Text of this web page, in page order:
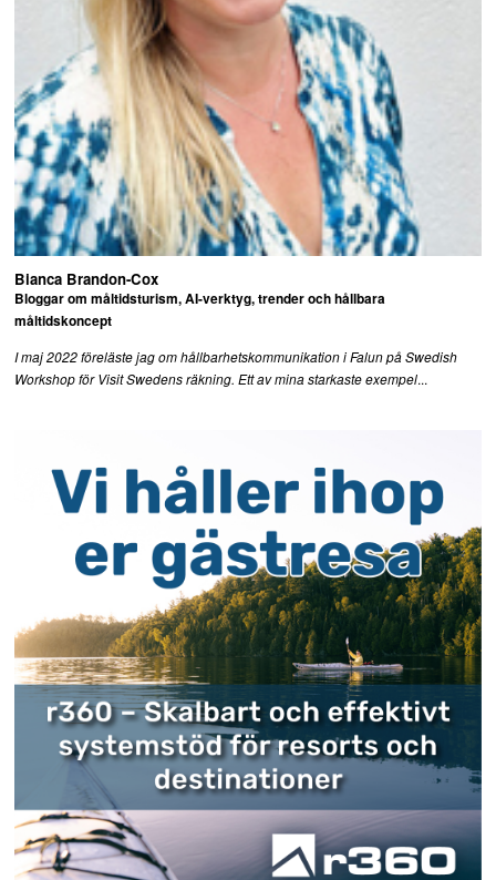
Bianca Brandon-Cox
Bloggar om måltidsturism, AI-verktyg, trender och hållbara
måltidskoncept
I maj 2022 föreläste jag om hållbarhetskommunikation i Falun på Swedish
Workshop för Visit Swedens räkning. Ett av mina starkaste exempel...